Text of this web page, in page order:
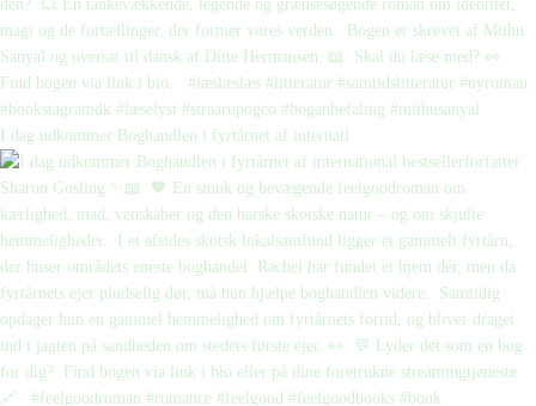
I dag udkommer Boghandlen i fyrtårnet af internati